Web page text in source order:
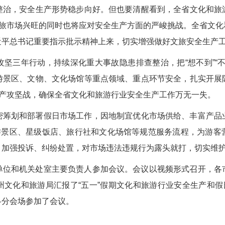
治 ，安全生产形势稳步向好。 但也要清醒看到，全省文化和旅
市场兴旺的同时也将应对安全生产方面的严峻挑战。全省文
总书记重要指示批示精神上来，切实增强做好文旅安全生产
坚三年行动，持续深化重大事故隐患排查整治，把“想不到”“
区、文物、文化场馆等重点领域、重点环节安全，扎实开
攻坚战，确保全省文化和旅游行业安全生产工作万无一失。
筹划和部署假日市场工作，因地制宜优化市场供给、丰富产
区、星级饭店、旅行社和文化场馆等规范服务流程，为游
强投诉、纠纷处置，对市场违法违规行为露头就打，切实维
和机关处室主要负责人参加会议。会议以视频形式召开，
文化和旅游局汇报了“五一”假期文化和旅游行业安全生产和
会场参加了会议。